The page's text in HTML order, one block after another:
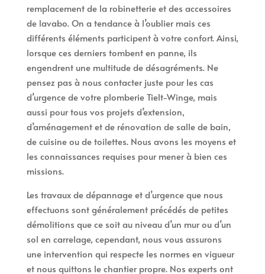
remplacement de la robinetterie et des accessoires
de lavabo. On a tendance à l’oublier mais ces
différents éléments participent à votre confort. Ainsi,
lorsque ces derniers tombent en panne, ils
engendrent une multitude de désagréments. Ne
pensez pas à nous contacter juste pour les cas
d’urgence de votre plomberie Tielt-Winge, mais
aussi pour tous vos projets d’extension,
d’aménagement et de rénovation de salle de bain,
de cuisine ou de toilettes. Nous avons les moyens et
les connaissances requises pour mener à bien ces
missions.
Les travaux de dépannage et d’urgence que nous
effectuons sont généralement précédés de petites
démolitions que ce soit au niveau d’un mur ou d’un
sol en carrelage, cependant, nous vous assurons
une intervention qui respecte les normes en vigueur
et nous quittons le chantier propre. Nos experts ont